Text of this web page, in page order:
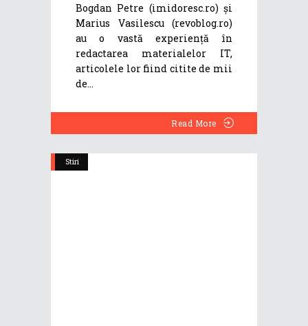
Bogdan Petre (imidoresc.ro) și
Marius Vasilescu (revoblog.ro)
au o vastă experiență în
redactarea materialelor IT,
articolele lor fiind citite de mii
de
Read More
Stiri